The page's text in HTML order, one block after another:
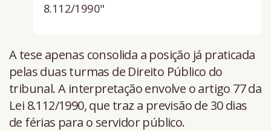
8.112/1990"
A tese apenas consolida a posição já praticada
pelas duas turmas de Direito Público do
tribunal. A interpretação envolve o artigo 77 da
Lei 8.112/1990, que traz a previsão de 30 dias
de férias para o servidor público.